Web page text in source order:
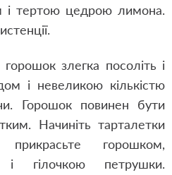
і тертою цедрою лимона.
злегка посоліть і
і невеликою кількістю
Горошок повинен бути
Начиніть тарталетки
горошком,
гілочкою петрушки.